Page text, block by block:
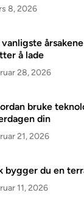
8, 2026
vanligste
å lade
28, 2026
bruke
din
21, 2026
bygger du en
11, 2026